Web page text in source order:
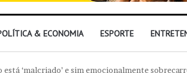
& ECONOMIA ESPORTE
está ‘malcriado’ e sim emocionalmente